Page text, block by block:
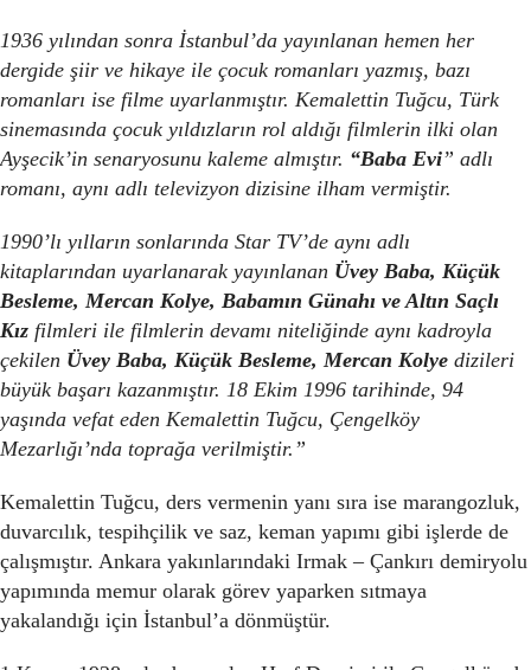
1936 yılından sonra İstanbul’da yayınlanan hemen her
dergide şiir ve hikaye ile çocuk romanları yazmış, bazı
romanları ise filme uyarlanmıştır. Kemalettin Tuğcu, Türk
sinemasında çocuk yıldızların rol aldığı filmlerin ilki olan
Ayşecik’in senaryosunu kaleme almıştır. “Baba Evi” adlı
romanı, aynı adlı televizyon dizisine ilham vermiştir.
1990’lı yılların sonlarında Star TV’de aynı adlı
kitaplarından uyarlanarak yayınlanan Üvey Baba, Küçük
Besleme, Mercan Kolye, Babamın Günahı ve Altın Saçlı
Kız filmleri ile filmlerin devamı niteliğinde aynı kadroyla
çekilen Üvey Baba, Küçük Besleme, Mercan Kolye dizileri
büyük başarı kazanmıştır. 18 Ekim 1996 tarihinde, 94
yaşında vefat eden Kemalettin Tuğcu, Çengelköy
Mezarlığı’nda toprağa verilmiştir.”
Kemalettin Tuğcu, ders vermenin yanı sıra ise marangozluk,
duvarcılık, tespihçilik ve saz, keman yapımı gibi işlerde de
çalışmıştır. Ankara yakınlarındaki Irmak – Çankırı demiryolu
yapımında memur olarak görev yaparken sıtmaya
yakalandığı için İstanbul’a dönmüştür.